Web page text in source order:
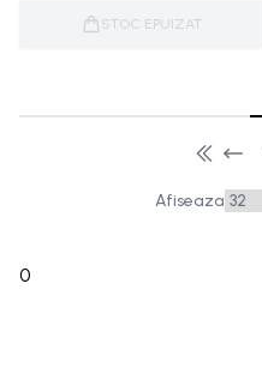
STOC EPUIZAT
Afiseaza
0